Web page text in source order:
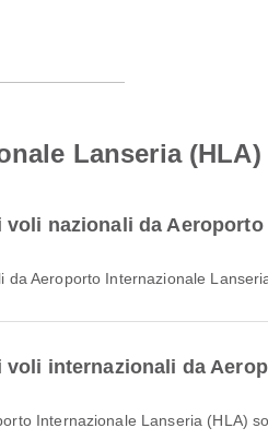
Lanseria (HLA)
nazionali da
Aeroporto Internazionale
internazionali da
Internazionale Lanseria (HLA)